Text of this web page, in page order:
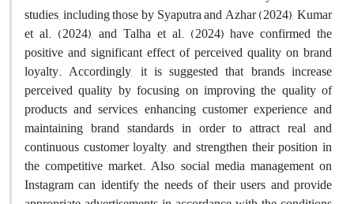
studies, including those by Syaputra and Azhar (2024), Kumar
et al. (2024), and Talha et al. (2024) have confirmed the
positive and significant effect of perceived quality on brand
loyalty. Accordingly, it is suggested that brands increase
perceived quality by focusing on improving the quality of
products and services, enhancing customer experience and
maintaining brand standards in order to attract real and
continuous customer loyalty, and strengthen their position in
the competitive market. Also, social media management on
Instagram can identify the needs of their users and provide